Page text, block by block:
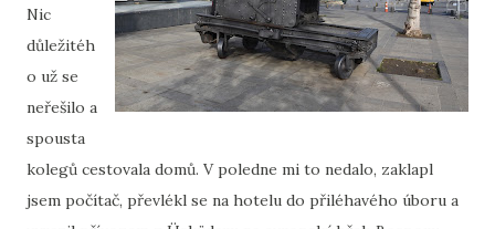
Nic
důležitéh
o už se
neřešilo a
spousta
kolegů cestovala domů. V poledne mi to nedalo, zaklapl
jsem počítač, převlékl se na hotelu do přiléhavého úboru a